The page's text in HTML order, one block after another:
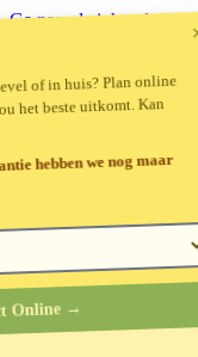
Ga naar de inhoud
Diensten
of in huis? Plan online
het beste uitkomt. Kan
hebben we nog maar
Online →